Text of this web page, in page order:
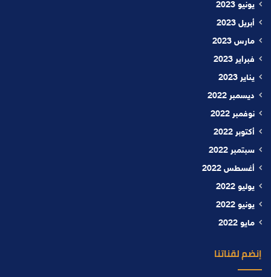
يونيو 2023
أبريل 2023
مارس 2023
فبراير 2023
يناير 2023
ديسمبر 2022
نوفمبر 2022
أكتوبر 2022
سبتمبر 2022
أغسطس 2022
يوليو 2022
يونيو 2022
مايو 2022
إنضم لقناتنا